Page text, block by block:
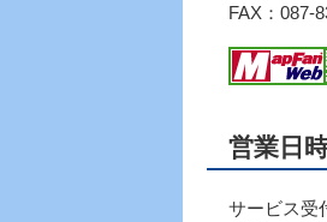
FAX：087-
営業日
サービス受